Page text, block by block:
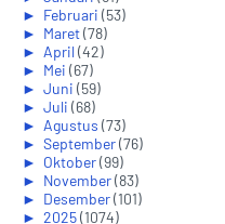
► Februari (53)
► Maret(78)
► April(42)
► Mei (67)
► Juni (59)
► Juli (68)
► Agustus (73)
► September(76)
► Oktober(99)
► November(83)
► Desember(101)
► 2025(1074)